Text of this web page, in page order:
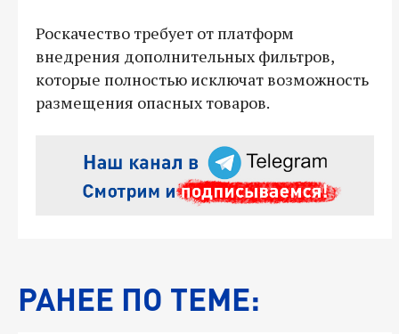
Роскачество требует от платформ
внедрения дополнительных фильтров,
которые полностью исключат возможность
размещения опасных товаров.
РАНЕЕ ПО ТЕМЕ: